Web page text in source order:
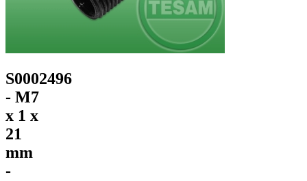
S0002496
- M7
x 1 x
21
mm
-